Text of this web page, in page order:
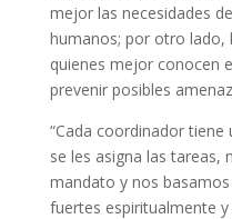
mejor las necesidades
humanos; por otro lado,
quienes mejor conocen
prevenir posibles
“Cada coordinador
se les asigna las tareas,
mandato y nos
fuertes espiritualmente